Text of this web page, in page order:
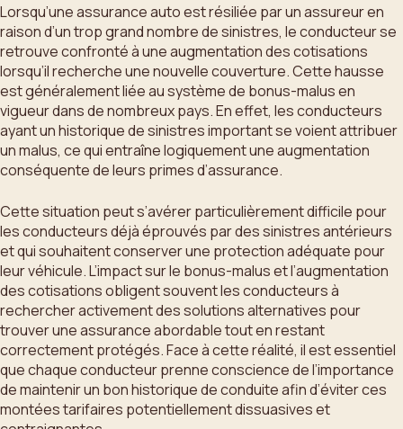
Lorsqu’une assurance auto est résiliée par un assureur en
raison d’un trop grand nombre de sinistres, le conducteur se
retrouve confronté à une augmentation des cotisations
lorsqu’il recherche une nouvelle couverture. Cette hausse
est généralement liée au système de bonus-malus en
vigueur dans de nombreux pays. En effet, les conducteurs
ayant un historique de sinistres important se voient attribuer
un malus, ce qui entraîne logiquement une augmentation
conséquente de leurs primes d’assurance.
Cette situation peut s’avérer particulièrement difficile pour
les conducteurs déjà éprouvés par des sinistres antérieurs
et qui souhaitent conserver une protection adéquate pour
leur véhicule. L’impact sur le bonus-malus et l’augmentation
des cotisations obligent souvent les conducteurs à
rechercher activement des solutions alternatives pour
trouver une assurance abordable tout en restant
correctement protégés. Face à cette réalité, il est essentiel
que chaque conducteur prenne conscience de l’importance
de maintenir un bon historique de conduite afin d’éviter ces
montées tarifaires potentiellement dissuasives et